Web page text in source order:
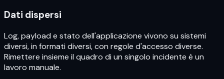
Dati dispersi
Log, payload e stato dell'applicazione vivono su sistemi
diversi, in formati diversi, con regole d'accesso diverse.
Rimettere insieme il quadro di un singolo incidente è un
lavoro manuale.